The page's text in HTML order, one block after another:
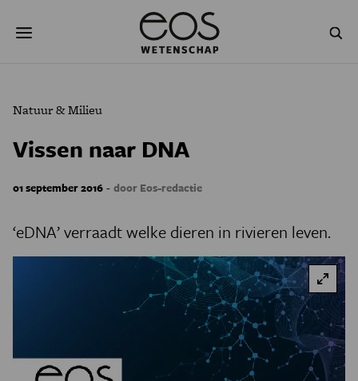
naar
Natuur & Milieu
Vissen naar DNA
01 september 2016 - door Eos-redactie
‘eDNA’ verraadt welke dieren in rivieren leven.